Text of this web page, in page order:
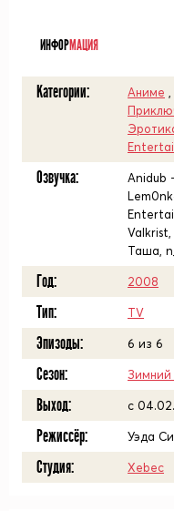
ИНФОРМАЦИЯ
Категории: Аниме
Озвучка:
Anidub
Таша,
Год: 2008
Тип: TV
Эпизоды: 6 из 6
Сезон: Зимний
Выход: c
Режиссёр: Уэда
Студия: Xebec